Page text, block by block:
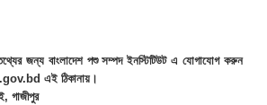
জন্য বাংলাদেশ পশু সম্পদ ইনস্টিটিউট এ যোগাযোগ করুন
এই ঠিকানায়।
গাজীপুর